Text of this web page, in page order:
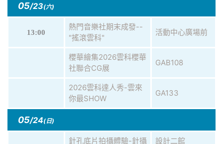
05/23(六)
13:00
熱門音樂社期末成發--
"搖滾雲科"
活動中心廣場前
櫻華繪集2026雲科櫻華
社聯合CG展
GAB108
2026雲科達人秀-雲來
你最SHOW
GA133
05/24(日)
針孔底片拍攝體驗-針攝 設計二館